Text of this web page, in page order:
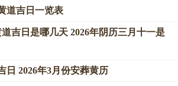
出生于1938年、1950年、1962年等属虎
慧、宽容、和善的阶段。在这个阶段，
己的人生经历；意识到人生的价值与有
道吉日一览表
吉日是哪几天 2026年阴历三月十一是
日 2026年3月份安葬黄历